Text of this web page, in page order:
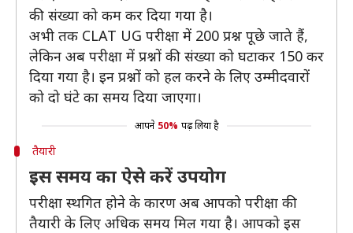
की संख्या को कम कर दिया गया है।
अभी तक CLAT UG परीक्षा में 200 प्रश्न पूछे जाते हैं,
लेकिन अब परीक्षा में प्रश्नों की संख्या को घटाकर 150 कर
दिया गया है। इन प्रश्नों को हल करने के लिए उम्मीदवारों
को दो घंटे का समय दिया जाएगा।
आपने 50% पढ़ लिया है
तैयारी
इस समय का ऐसे करें उपयोग
परीक्षा स्थगित होने के कारण अब आपको परीक्षा की
तैयारी के लिए अधिक समय मिल गया है। आपको इस